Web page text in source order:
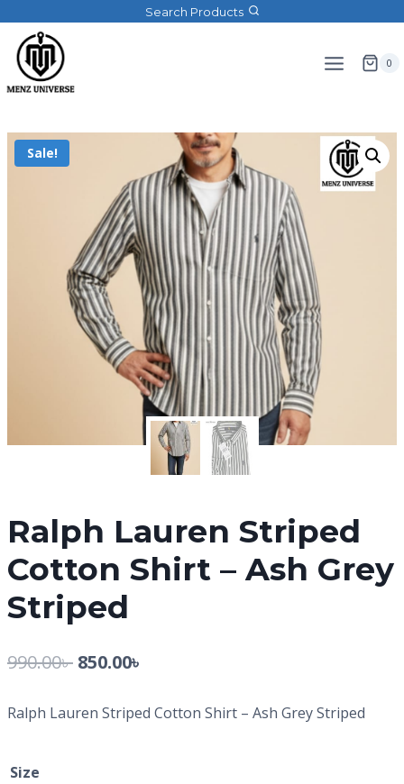
Search Products
0
Sale!
Ralph Lauren Striped
Cotton Shirt – Ash Grey
Striped
990.00৳ 850.00৳
Ralph Lauren Striped Cotton Shirt – Ash Grey Striped
Size